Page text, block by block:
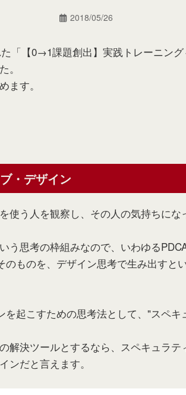
2018/05/26
「【0→1課題創出】実践トレーニン
。
ます。
・デザイン
使う人を観察し、その人の気持ちに
う思考の枠組みなので、いわゆる
ものを、デザイン思考で生み出すと
起こすための思考法として、"スペキ
解決ツールとするなら、スペキュラ
ンだと言えます。